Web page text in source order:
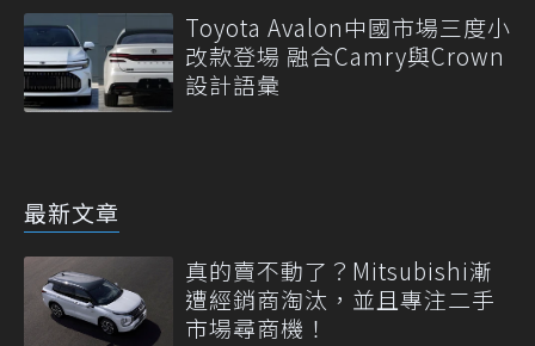
Toyota Avalon中國市場三度小
改款登場 融合Camry與Crown
設計語彙
最新文章
真的賣不動了？Mitsubishi漸
遭經銷商淘汰，並且專注二手
市場尋商機！